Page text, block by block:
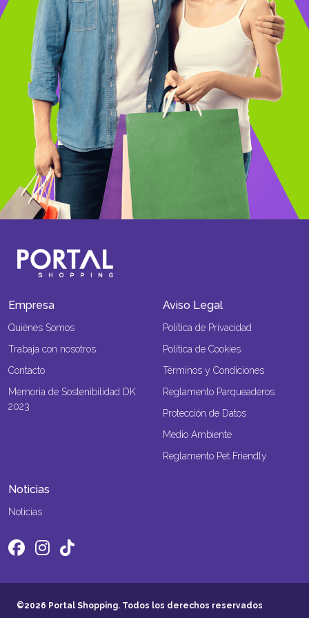
Empresa
Quiénes Somos
Trabaja con nosotros
Contacto
Memoria de Sostenibilidad DK
2023
Aviso Legal
Política de Privacidad
Política de Cookies
Términos y Condiciones
Reglamento Parqueaderos
Protección de Datos
Medio Ambiente
Reglamento Pet Friendly
Noticias
Noticias
©2026 Portal Shopping. Todos los derechos reservados